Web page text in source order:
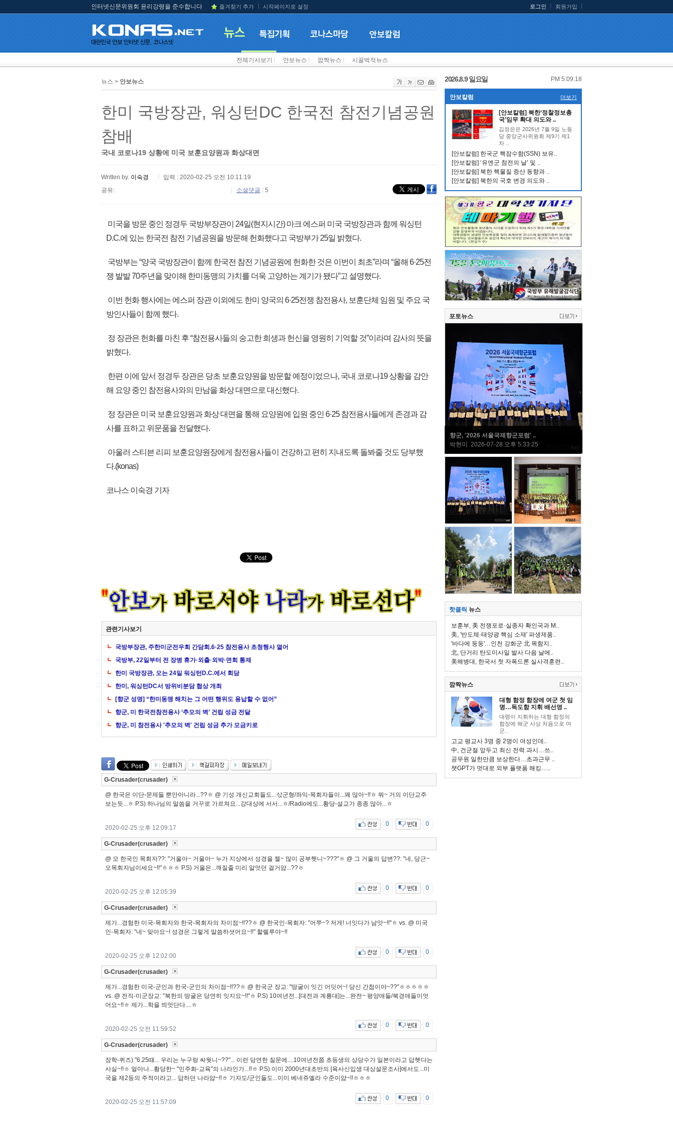
인터넷신문위원회 윤리강령을 준수합니다 즐겨찾기 추가 시작페이지로 설정 로그인 회원가입
전체기사보기 안보뉴스 깜짝뉴스 시끌벅적뉴스
뉴스 > 안보뉴스
한미 국방장관, 워싱턴DC 한국전 참전기념공원
참배
국내 코로나19 상황에 미국 보훈요양원과 화상대면
Written by. 이숙경
입력 : 2020-02-25 오전 10:11:19
공유:
소셜댓글 : 5
미국을 방문 중인 정경두 국방부장관이 24일(현지시간) 마크 에스퍼 미국 국방장관과 함께 워싱턴
D.C.에 있는 한국전 참전 기념공원을 방문해 헌화했다고 국방부가 25일 밝혔다.
국방부는 “양국 국방장관이 함께 한국전 참전 기념공원에 헌화한 것은 이번이 최초”라며 “올해 6·25전
쟁 발발 70주년을 맞이해 한미동맹의 가치를 더욱 고양하는 계기가 됐다”고 설명했다.
이번 헌화 행사에는 에스퍼 장관 이외에도 한미 양국의 6·25전쟁 참전용사, 보훈단체 임원 및 주요 국
방인사들이 함께 했다.
정 장관은 헌화를 마친 후 “참전용사들의 숭고한 희생과 헌신을 영원히 기억할 것”이라며 감사의 뜻을
밝혔다.
한편 이에 앞서 정경두 장관은 당초 보훈요양원을 방문할 예정이었으나, 국내 코로나19 상황을 감안
해 요양 중인 참전용사와의 만남을 화상 대면으로 대신했다.
정 장관은 미국 보훈요양원과 화상 대면을 통해 요양원에 입원 중인 6·25 참전용사들에게 존경과 감
사를 표하고 위문품을 전달했다.
아울러 스티븐 리피 보훈요양원장에게 참전용사들이 건강하고 편히 지내도록 돌봐줄 것도 당부했
다.(konas)
코나스 이숙경 기자
관련기사보기
국방부장관, 주한미군전우회 간담회.6·25 참전용사 초청행사 열어
국방부, 22일부터 전 장병 휴가·외출·외박·면회 통제
한미 국방장관, 오는 24일 워싱턴D.C.에서 회담
한미, 워싱턴DC서 방위비분담 협상 개최
[향군 성명] “한미동맹 해치는 그 어떤 행위도 용납할 수 없어”
향군, 미 한국전참전용사 ‘추모의 벽’ 건립 성금 전달
향군, 미 참전용사 '추모의 벽' 건립 성금 추가 모금키로
G-Crusader(crusader)
@ 한국은 이단-문제들 뿐만아니라...??ㅎ @ 기성 개신교회들도...삯군형/좌익-목회자들이...꽤 많아~!!ㅎ 뭐~ 거의 이단교주
보는듯...ㅎ P.S) 하나님의 말씀을 거꾸로 가르쳐요...강대상에 서서...ㅎ/Radio에도...황당-설교가 종종 많아...ㅎ
2020-02-25 오후 12:09:17
0 0
G-Crusader(crusader)
@ 모 한국인 목회자??: "거울아~ 거울아~ 누가 지상에서 성경을 젤~ 많이 공부햇니~???"ㅎ @ 그 거울의 답변??: "네, 당근~
오목회자님이세요~!!"ㅎㅎㅎ P.S) 거울은...깨질줄 미리 알엇던 걸거얌...??ㅎ
2020-02-25 오후 12:05:39
0 0
G-Crusader(crusader)
제가...경험한 미국-목회자와 한국-목회자의 차이점~!!??ㅎ @ 한국인-목회자: "어쭈~? 저게! 너잇다가 남앗~!!"ㅎ vs. @ 미국
인-목회자: "네~ 맞아요~! 성경은 그렇게 말씀하셧어요~!!" 할렐루야~!!
2020-02-25 오후 12:02:00
0 0
G-Crusader(crusader)
제가...경험한 미국-군인과 한국-군인의 차이점~!!??ㅎ @ 한국군 장교: "땅굴이 잇긴 어딧어~! 당신 간첩이야~??"ㅎㅎㅎㅎㅎ
vs. @ 전직-미군장교: "북한의 땅굴은 당연히 잇지요~!!"ㅎ P.S) 10여년전...[대전과 계룡대]는...완전~ 평양애들/북경애들이엇
어요~!!ㅎ 제가...학을 띄엇단다....ㅎ
2020-02-25 오전 11:59:52
0 0
G-Crusader(crusader)
장학-퀴즈) "6.25때... 우리는 누구랑 싸웟니~??"... 이런 당연한 질문에....10여년전쯤 초등생의 상당수가 일본이라고 답햇다는
사실~!!ㅎ 얼마나...황당한~ "민주화-교육"의 나라인가...!!ㅎ P.S) 이미 2000년대초반의 [육사신입생 대상설문조사]에서도...미
국을 제2등의 주적이라고... 답하던 나라얌~!!ㅎ 기자도/군인들도...이미 베네쥬엘라 수준이얌~!!ㅎㅎㅎ
2020-02-25 오전 11:57:09
0 0
2026.8.9 일요일 PM 5:09:19
안보칼럼 더보기
[안보칼럼] 북한‘정찰정보총
국’임무 확대 의도와 ..
김정은은 2026년 7월 9일 노동
당 중앙군사위원회 제9기 제1
차 ..
[안보칼럼] 한국군 핵잠수함(SSN) 보유..
[안보칼럼] ‘유엔군 참전의 날’ 및 ..
[안보칼럼] 북한 핵물질 증산 동향과 ..
[안보칼럼] 북한의 국호 변경 의도와 ..
포토뉴스
향군, '2026 서울국제향군포럼' ..
박현미 2026-07-28 오후 5:33:25
핫클릭 뉴스
보훈부, 美 전쟁포로·실종자 확인국과 M..
美, '반도체·태양광 핵심 소재' 파생제품..
'바다에 둥둥'…인천 강화군 北 목함지..
北, 단거리 탄도미사일 발사 다음 날에..
美해병대, 한국서 첫 자폭드론 실사격훈련..
깜짝뉴스
대형 함정 함장에 여군 첫 임
명…독도함 지휘 배선영 ..
대령이 지휘하는 대형 함정의
함장에 해군 사상 처음으로 여
군..
고교 평교사 3명 중 2명이 여성인데..
中, 건군절 앞두고 최신 전력 과시…쓰..
공무원 일한만큼 보상한다…초과근무 ..
챗GPT가 멋대로 외부 플랫폼 해킹…..